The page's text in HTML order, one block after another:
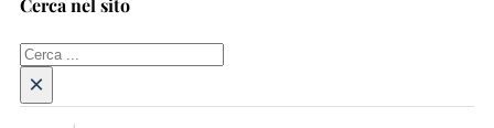
Cerca nel sito
Cerca
×